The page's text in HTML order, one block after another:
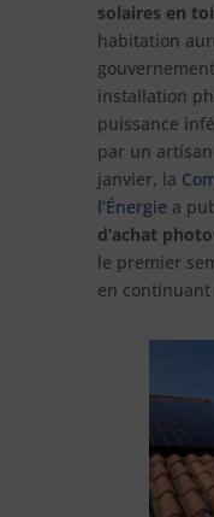
solaires en
habitation
installation
puissance
par un
janvier, la
l’Énergie a
d’achat
le premier
en